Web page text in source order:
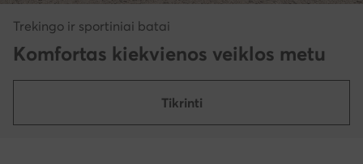
Trekingo ir sportiniai batai
Komfortas kiekvienos veiklos metu
Tikrinti